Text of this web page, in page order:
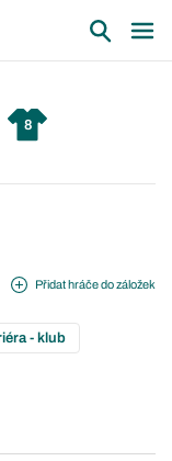
8
Přidat hráče do záložek
- klub